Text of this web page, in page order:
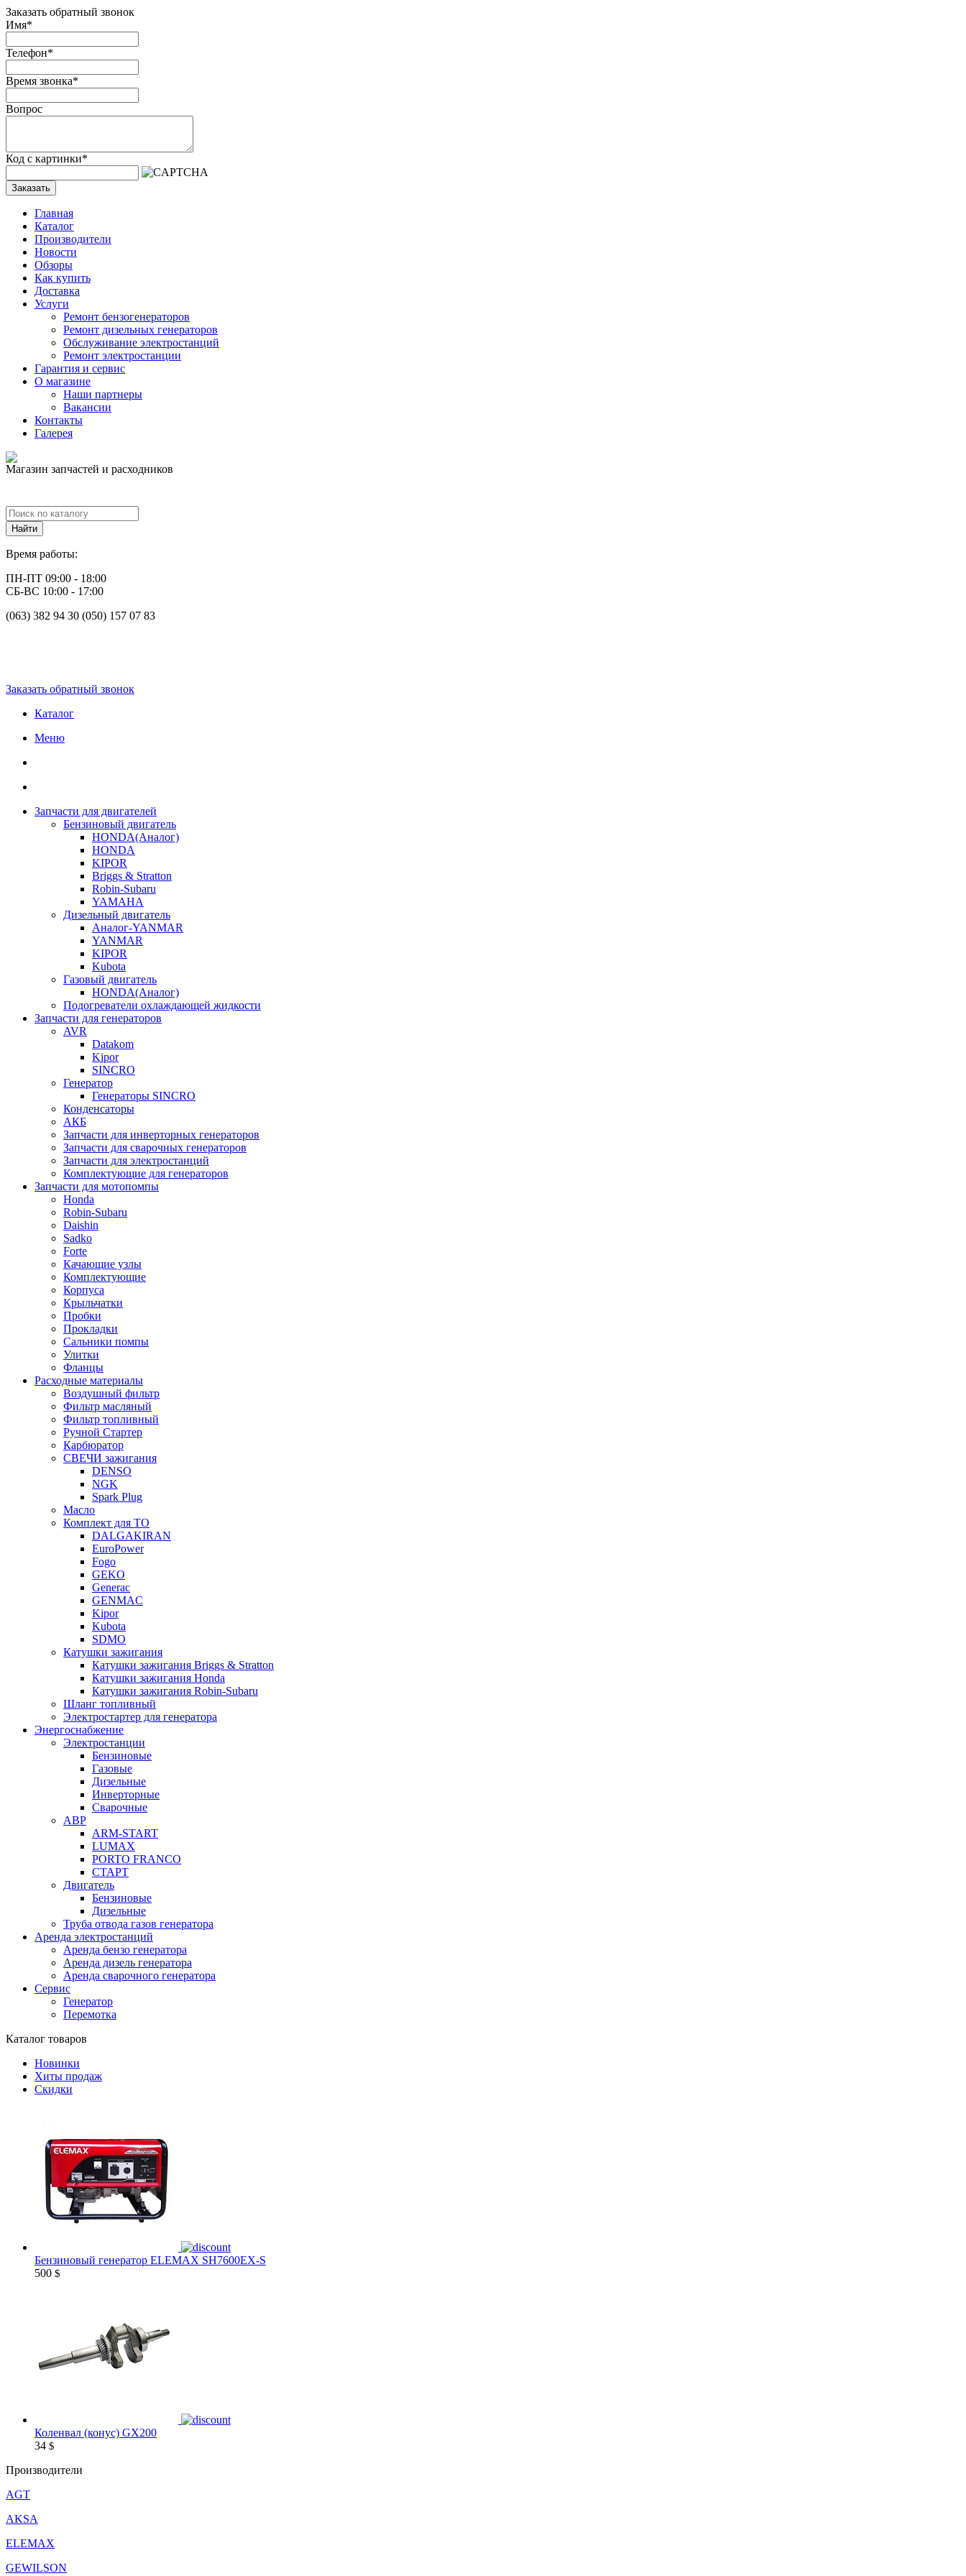
Заказать обратный звонок
Имя*
Телефон*
Время звонка*
Вопрос
Код с картинки*
Заказать
Главная
Каталог
Производители
Новости
Обзоры
Как купить
Доставка
Услуги
Ремонт бензогенераторов
Ремонт дизельных генераторов
Обслуживание электростанций
Ремонт электростанции
Гарантия и сервис
О магазине
Наши партнеры
Вакансии
Контакты
Галерея
Магазин запчастей и расходников
Время работы:
ПН-ПТ 09:00 - 18:00
СБ-ВС 10:00 - 17:00
(063) 382 94 30 (050) 157 07 83
Заказать обратный звонок
Каталог
Меню
Запчасти для двигателей
Бензиновый двигатель
HONDA(Aналог)
HONDA
KIPOR
Briggs & Stratton
Robin-Subaru
YAMAHA
Дизельный двигатель
Аналог-YANMAR
YANMAR
KIPOR
Kubota
Газовый двигатель
HONDA(Aналог)
Подогреватели охлаждающей жидкости
Запчасти для генераторов
AVR
Datakom
Kipor
SINCRO
Генератор
Генераторы SINCRO
Конденсаторы
АКБ
Запчасти для инверторных генераторов
Запчасти для сварочных генераторов
Запчасти для электростанций
Комплектующие для генераторов
Запчасти для мотопомпы
Honda
Robin-Subaru
Daishin
Sadko
Forte
Качающие узлы
Комплектующие
Корпуса
Крыльчатки
Пробки
Прокладки
Сальники помпы
Улитки
Фланцы
Расходные материалы
Воздушный фильтр
Фильтр масляный
Фильтр топливный
Ручной Стартер
Карбюратор
СВЕЧИ зажигания
DENSO
NGK
Spark Plug
Масло
Комплект для ТО
DALGAKIRAN
EuroPower
Fogo
GEKO
Generac
GENMAC
Kipor
Kubota
SDMO
Катушки зажигания
Катушки зажигания Briggs & Stratton
Катушки зажигания Honda
Катушки зажигания Robin-Subaru
Шланг топливный
Электростартер для генератора
Энергоснабжение
Электростанции
Бензиновые
Газовые
Дизельные
Инверторные
Сварочные
АВР
ARM-START
LUMAX
PORTO FRANCO
СТАРТ
Двигатель
Бензиновые
Дизельные
Труба отвода газов генератора
Аренда электростанций
Аренда бензо генератора
Аренда дизель генератора
Аренда сварочного генератора
Сервис
Генератор
Перемотка
Каталог товаров
Новинки
Хиты продаж
Скидки
Бензиновый генератор ELEMAX SH7600EX-S
500 $
Коленвал (конус) GX200
34 $
Производители
AGT
AKSA
ELEMAX
GEWILSON